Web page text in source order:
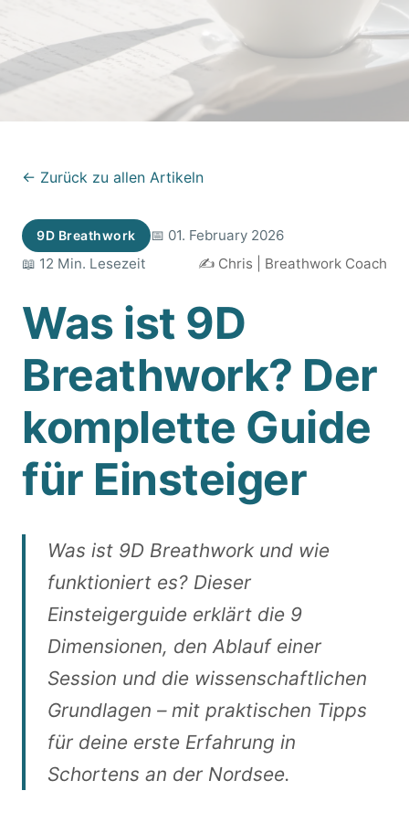
← Zurück zu allen Artikeln
9D Breathwork
📅 01. February 2026
📖 12 Min. Lesezeit
✍️ Chris | Breathwork Coach
Was ist 9D
Breathwork? Der
komplette Guide
für Einsteiger
Was ist 9D Breathwork und wie
funktioniert es? Dieser
Einsteigerguide erklärt die 9
Dimensionen, den Ablauf einer
Session und die wissenschaftlichen
Grundlagen – mit praktischen Tipps
für deine erste Erfahrung in
Schortens an der Nordsee.